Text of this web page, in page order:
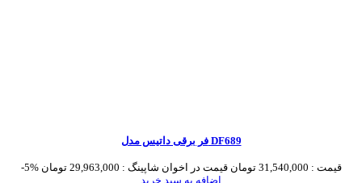
فر برقی داتیس مدل DF689
-5% قیمت : 31,540,000 تومان قیمت در اخوان شاپینگ : 29,963,000 تومان
اضافه به سبد خرید